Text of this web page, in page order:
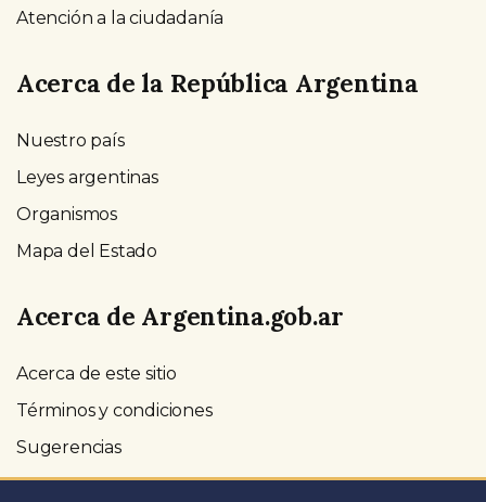
Atención a la ciudadanía
Acerca de la República Argentina
Nuestro país
Leyes argentinas
Organismos
Mapa del Estado
Acerca de Argentina.gob.ar
Acerca de este sitio
Términos y condiciones
Sugerencias